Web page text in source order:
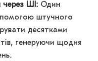
ШІ: Один
штучного
десятками
генеруючи щодня